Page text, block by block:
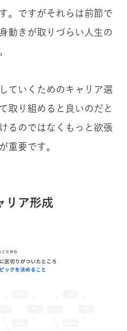
。 ですがそれらは前節で
動きが取りづらい人生の
ていくためのキャリア選
取り組めると良いのだと
るのではなくもっと欲張
重要です。
リア形成